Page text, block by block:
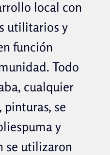
local con
utilitarios y
función
Todo
cualquier
pinturas, se
y
se utilizaron